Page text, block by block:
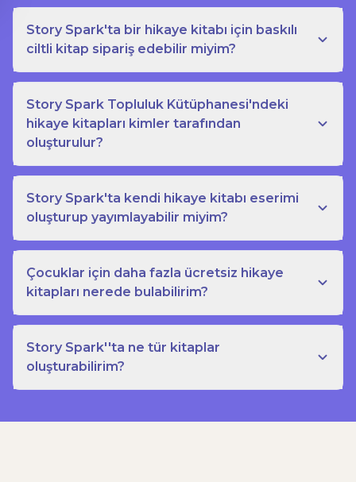
Story Spark'ta bir hikaye kitabı için baskılı
ciltli kitap sipariş edebilir miyim?
Story Spark Topluluk Kütüphanesi'ndeki
hikaye kitapları kimler tarafından
oluşturulur?
Story Spark'ta kendi hikaye kitabı eserimi
oluşturup yayımlayabilir miyim?
Çocuklar için daha fazla ücretsiz hikaye
kitapları nerede bulabilirim?
Story Spark''ta ne tür kitaplar
oluşturabilirim?